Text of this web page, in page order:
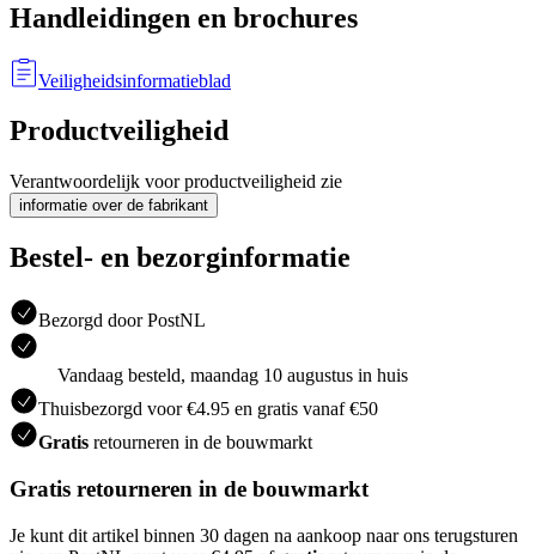
Handleidingen en brochures
Veiligheidsinformatieblad
Productveiligheid
Verantwoordelijk voor productveiligheid zie
informatie over de fabrikant
Bestel- en bezorginformatie
Bezorgd door PostNL
Vandaag besteld, maandag 10 augustus in huis
Thuisbezorgd voor €4.95 en gratis vanaf €50
Gratis retourneren in de bouwmarkt
Gratis retourneren in de bouwmarkt
Je kunt dit artikel binnen 30 dagen na aankoop naar ons terugsturen